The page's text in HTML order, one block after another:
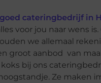
goed cateringbedrijf in
voor jou naar wens
we allemaal
groot aanbod van
bij ons
Ze maken